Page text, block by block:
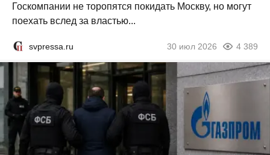
Госкомпании не торопятся покидать Москву, но могут
поехать вслед за властью...
svpressa.ru 30 июл 2026 4 389